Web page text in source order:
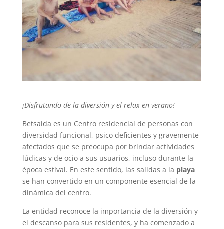
¡Disfrutando de la diversión y el relax en verano!
Betsaida es un Centro residencial de personas con
diversidad funcional, psico deficientes y gravemente
afectados que se preocupa por brindar actividades
lúdicas y de ocio a sus usuarios, incluso durante la
época estival. En este sentido, las salidas a la playa
se han convertido en un componente esencial de la
dinámica del centro.
La entidad reconoce la importancia de la diversión y
el descanso para sus residentes, y ha comenzado a